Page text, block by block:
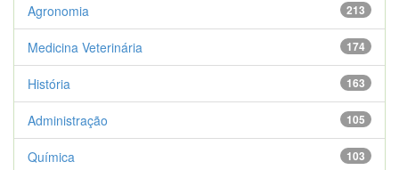
213
Agronomia
174
Medicina Veterinária
163
História
105
Administração
103
Química